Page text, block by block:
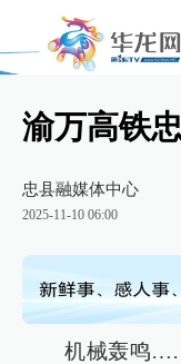
渝万高铁
忠县融媒体中心
2025-11-10 06:00
机械轰鸣